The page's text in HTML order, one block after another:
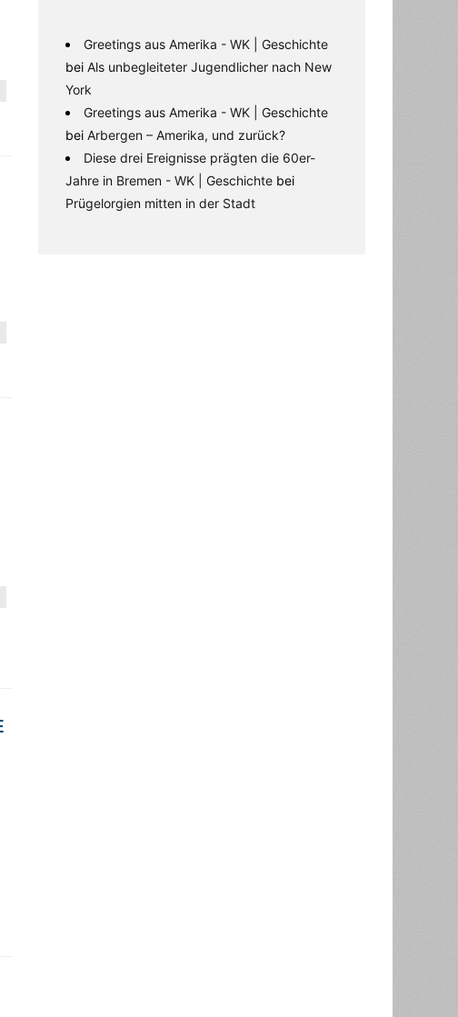
Greetings aus Amerika - WK | Geschichte
bei Als unbegleiteter Jugendlicher nach New
York
Greetings aus Amerika - WK | Geschichte
bei Arbergen – Amerika, und zurück?
Diese drei Ereignisse prägten die 60er-
Jahre in Bremen - WK | Geschichte bei
Prügelorgien mitten in der Stadt